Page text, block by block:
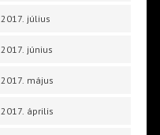
2017. július
2017. június
2017. május
2017. április